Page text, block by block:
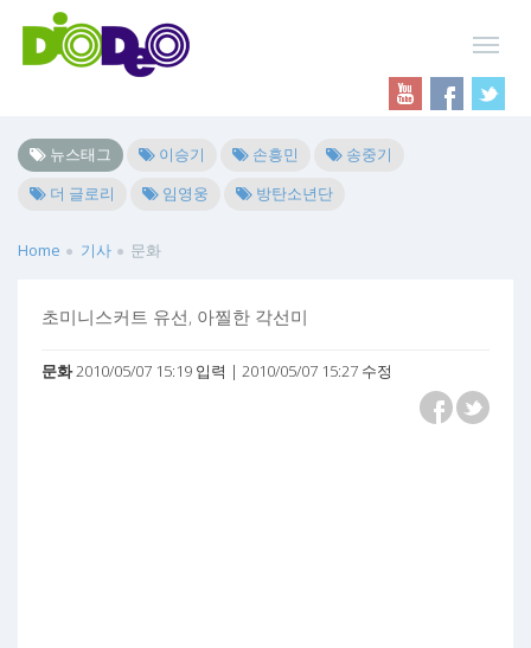
뉴스태그 이승기 손흥민
송중기
더 글로리
임영웅 방탄소년단
Home 기사 문화
초미니스커트 유선, 아찔한 각선미
문화2010/05/07 15:19 입력 | 2010/05/07 15:27 수정